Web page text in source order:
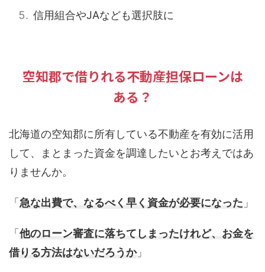
信用組合やJAなども選択肢に
空知郡で借りれる不動産担保ローンは
ある？
北海道の空知郡に所有している不動産を有効に活用
して、まとまった資金を調達したいとお考えではあ
りませんか。
「 急な出費で、なるべく早く資金が必要になった 」
「 他のローン審査に落ちてしまったけれど、お金を
借りる方法はないだろうか」